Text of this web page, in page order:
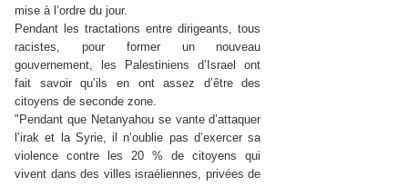
mise à l’ordre du jour.
Pendant les tractations entre dirigeants, tous
racistes, pour former un nouveau
gouvernement, les Palestiniens d’Israel ont
fait savoir qu’ils en ont assez d’être des
citoyens de seconde zone.
"Pendant que Netanyahou se vante d’attaquer
l’irak et la Syrie, il n’oublie pas d’exercer sa
violence contre les 20 % de citoyens qui
vivent dans des villes israéliennes, privées de